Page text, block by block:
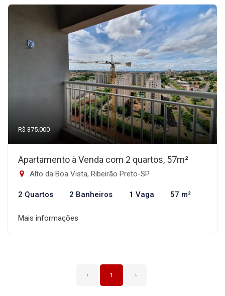
R$ 375.000
Apartamento à Venda com 2 quartos, 57m²
Alto da Boa Vista, Ribeirão Preto-SP
2 Quartos 2 Banheiros 1 Vaga 57 m²
Mais informações
‹ 1 ›